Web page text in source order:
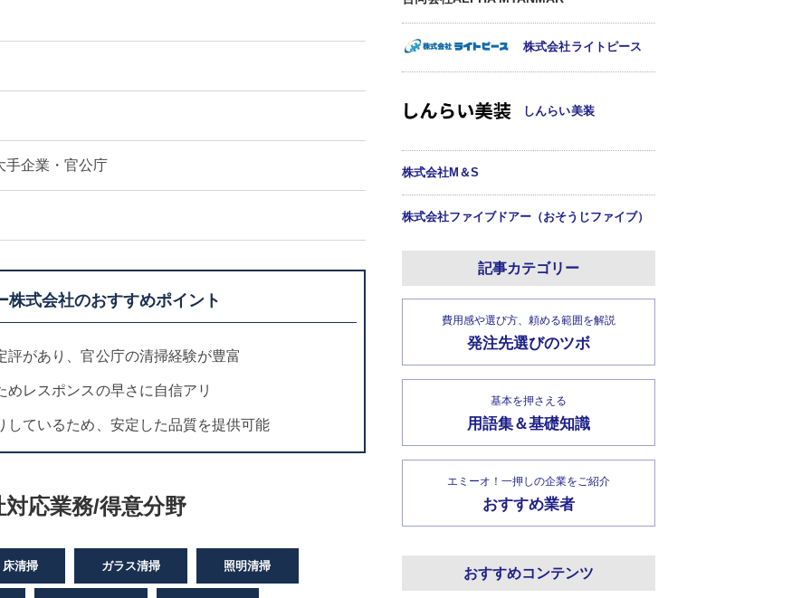
手企業・官公庁
株式会社のおすすめポイント
評があり、官公庁の清掃経験が豊富
レスポンスの早さに自信アリ
しているため、安定した品質を提供可能
応業務/得意分野
床清掃 ガラス清掃 照明清掃
株式会社ライトピース
しんらい美装
株式会社M＆S
株式会社ファイブドアー（おそうじファイブ）
記事カテゴリー
費用感や選び方、頼める範囲を解説
発注先選びのツボ
基本を押さえる
用語集＆基礎知識
エミーオ！一押しの企業をご紹介
おすすめ業者
おすすめコンテンツ